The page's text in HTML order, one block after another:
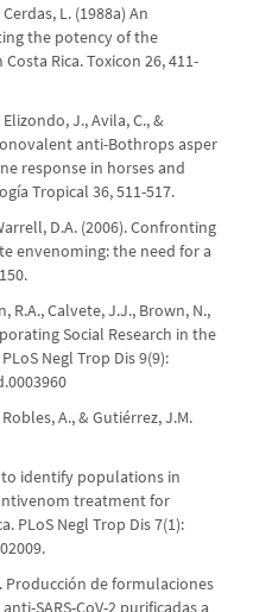
L. (1988a) An
the potency of the
Rica. Toxicon 26, 411-
Elizondo, J., Avila, C., &
anti-Bothrops asper
response in horses and
Tropical 36, 511-517.
D.A. (2006). Confronting
envenoming: the need for a
R.A., Calvete, J.J., Brown, N.,
Social Research in the
Negl Trop Dis 9(9):
A., & Gutiérrez, J.M.
identify populations in
treatment for
PLoS Negl Trop Dis 7(1):
de formulaciones
SARS-CoV-2 purificadas a